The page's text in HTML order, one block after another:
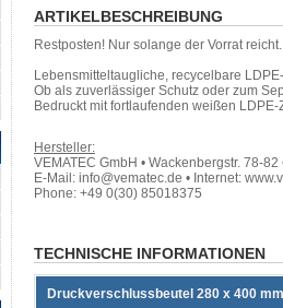
ARTIKELBESCHREIBUNG
Restposten! Nur solange der Vorrat reicht.
Lebensmitteltaugliche, recycelbare
Ob als zuverlässiger Schutz oder zum
Bedruckt mit fortlaufenden weißen
Hersteller:
VEMATEC GmbH • Wackenbergstr. 78-
E-Mail: info@vematec.de • Internet:
Phone: +49 0(30) 85018375
TECHNISCHE INFORMATIONEN
Druckverschlussbeutel 280 x 400